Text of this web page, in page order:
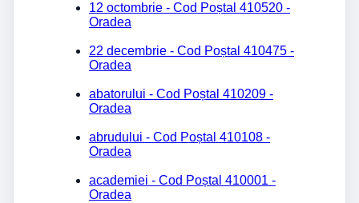
12 octombrie - Cod Poștal 410520 -
Oradea
22 decembrie - Cod Poștal 410475 -
Oradea
abatorului - Cod Poștal 410209 -
Oradea
abrudului - Cod Poștal 410108 -
Oradea
academiei - Cod Poștal 410001 -
Oradea